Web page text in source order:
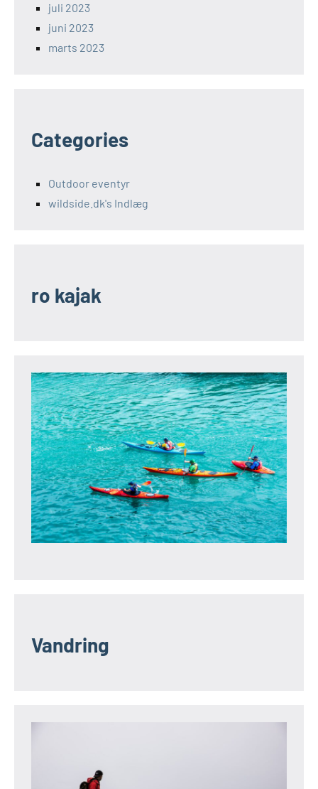
juli 2023
juni 2023
marts 2023
Categories
Outdoor eventyr
wildside.dk's Indlæg
ro kajak
Vandring